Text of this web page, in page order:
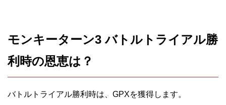
モンキーターン3 バトルトライアル勝
利時の恩恵は？
バトルトライアル勝利時は、GPXを獲得します。